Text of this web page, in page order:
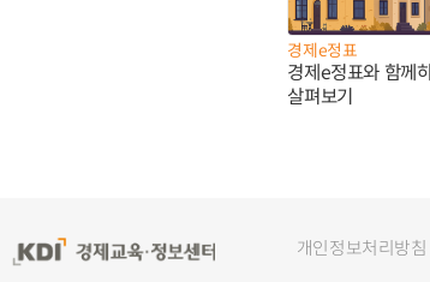
경제e정표
경제e정표와 함께
살펴보기
개인정보처리방침